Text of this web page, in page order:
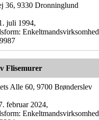
36, 9330 Dronninglund
juli 1994,
Enkeltmandsvirksomhed
Flisemurer
Alle 60, 9700 Brønderslev
februar 2024,
Enkeltmandsvirksomhed